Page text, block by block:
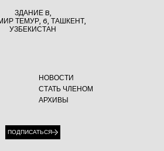
ЗДАНИЕ B,
ТЕМУР, 6, ТАШКЕНТ,
УЗБЕКИСТАН
НОВОСТИ
СТАТЬ ЧЛЕНОМ
АРХИВЫ
ПОДПИСАТЬСЯ